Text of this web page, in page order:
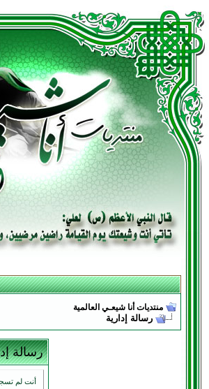
منتديات أنا شيعـي العالمية
رسالة إدارية
رسالة
أنت لم